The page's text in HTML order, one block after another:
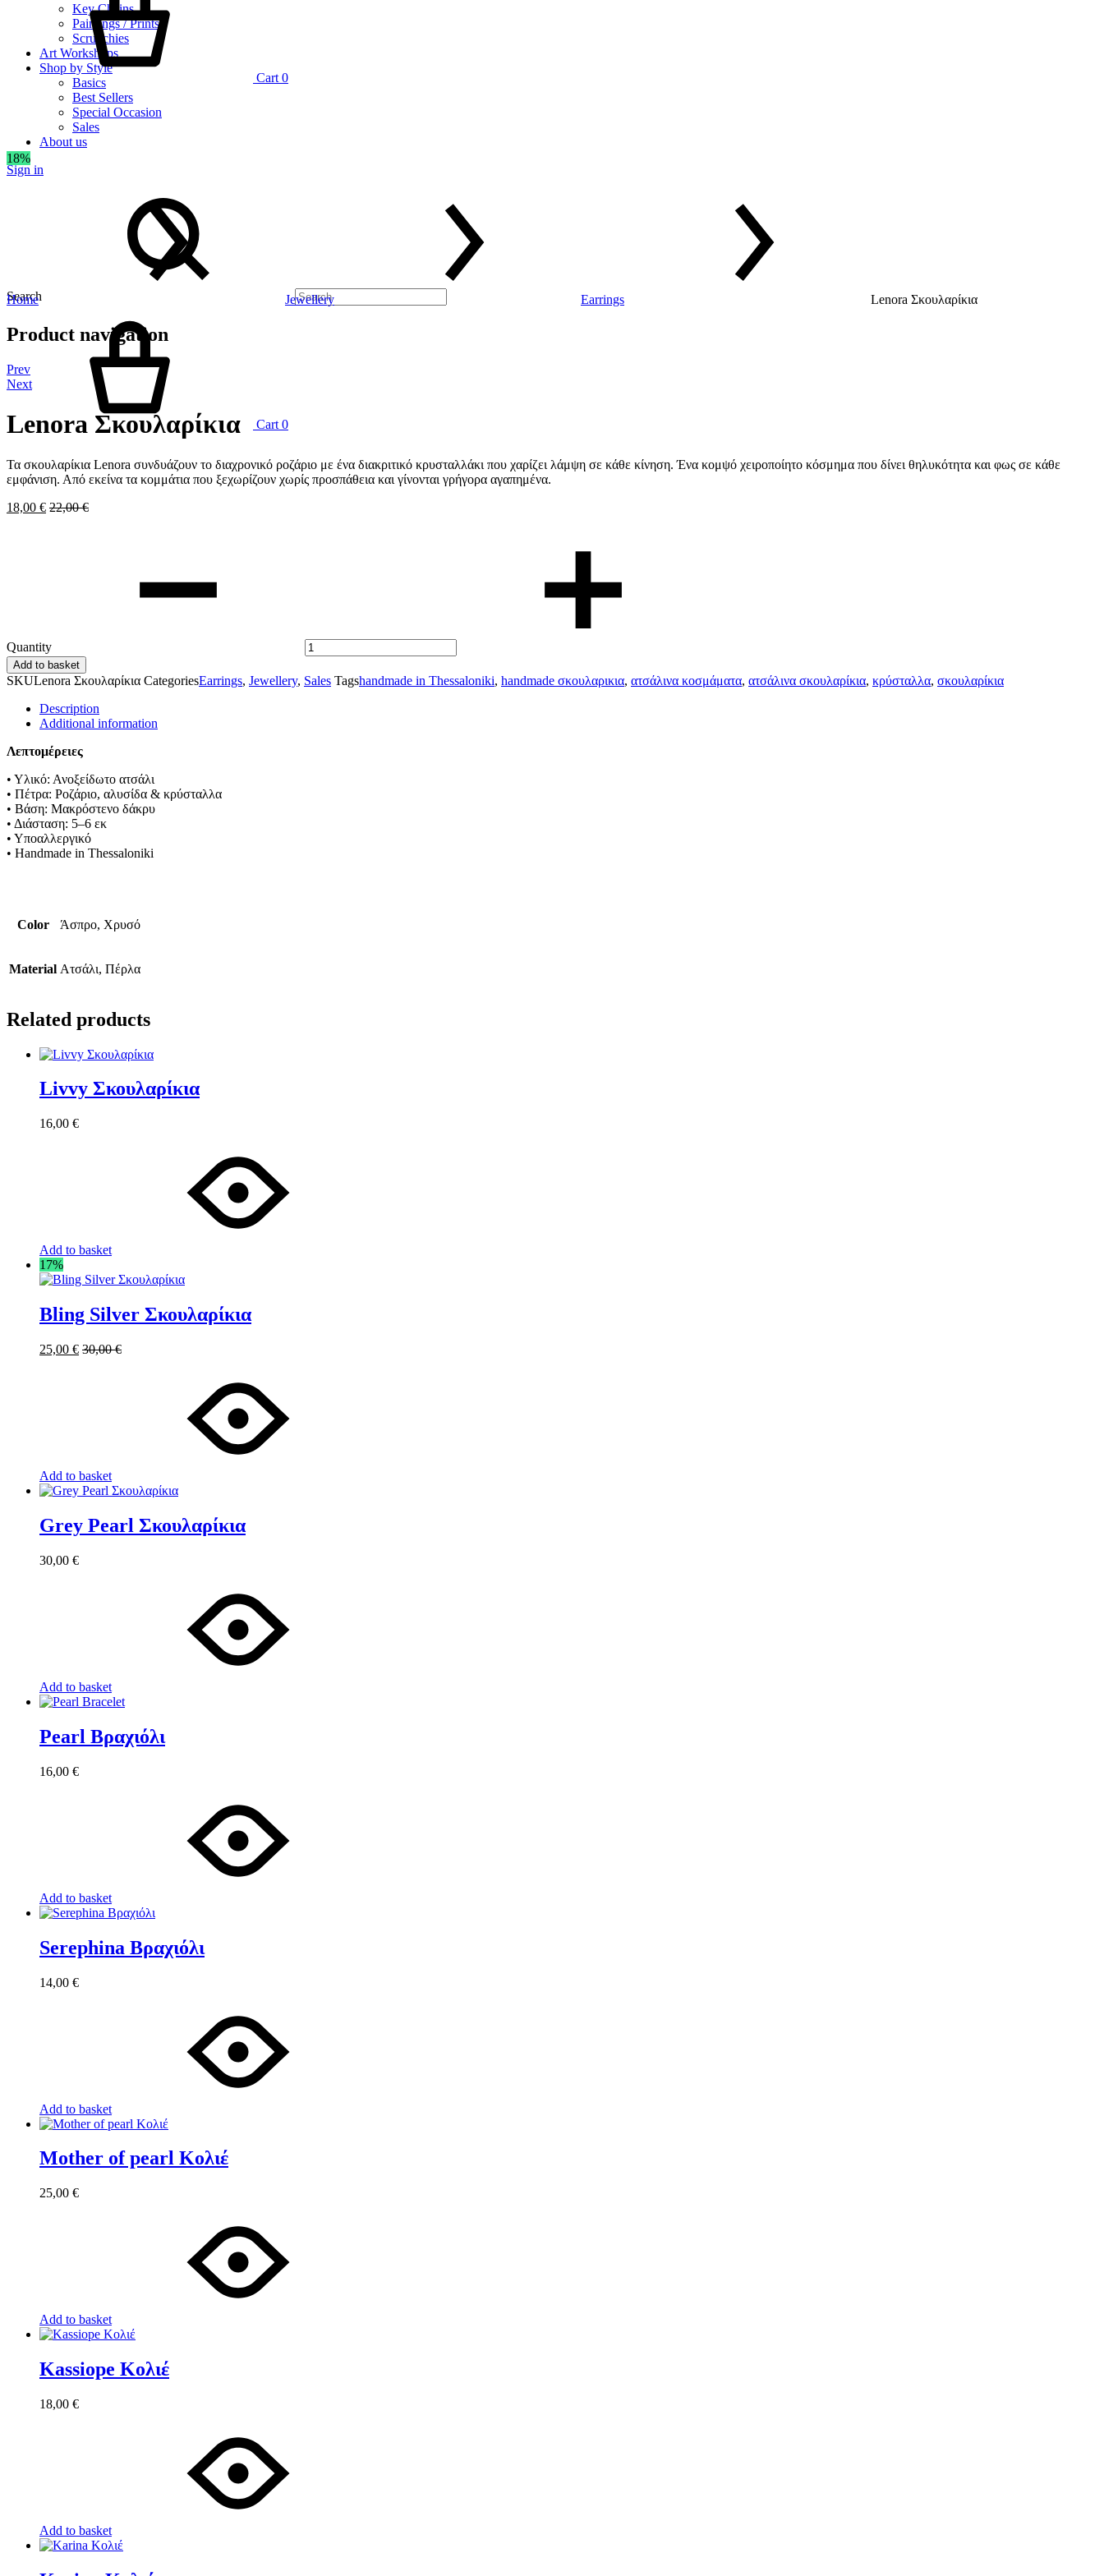
Key Chains
Paintings / Prints
Scrunchies
Art Workshops
Shop by Style
Basics
Best Sellers
Special Occasion
Sales
About us
Sign in
Search
Cart 0
Cart 0
18%
Home Jewellery Earrings Lenora Σκουλαρίκια
Product navigation
Prev
Next
Lenora Σκουλαρίκια
Τα σκουλαρίκια Lenora συνδυάζουν το διαχρονικό ροζάριο με ένα διακριτικό κρυσταλλάκι που χαρίζει λάμψη σε κάθε κίνηση. Ένα κομψό χειροποίητο κόσμημα που δίνει θηλυκότητα και φως σε κάθε
εμφάνιση. Από εκείνα τα κομμάτια που ξεχωρίζουν χωρίς προσπάθεια και γίνονται γρήγορα αγαπημένα.
18,00 € 22,00€
Quantity
Add to basket
SKULenora Σκουλαρίκια CategoriesEarrings, Jewellery, Sales Tagshandmade in Thessaloniki, handmade σκουλαρικια, ατσάλινα κοσμάματα, ατσάλινα σκουλαρίκια, κρύσταλλα, σκουλαρίκια
Description
Additional information
Λεπτομέρειες
• Υλικό: Ανοξείδωτο ατσάλι
• Πέτρα: Ροζάριο, αλυσίδα & κρύσταλλα
• Βάση: Μακρόστενο δάκρυ
• Διάσταση: 5–6 εκ
• Υποαλλεργικό
• Handmade in Thessaloniki
Color Άσπρο, Χρυσό
Material Ατσάλι, Πέρλα
Related products
Livvy Σκουλαρίκια
16,00 €
Add to basket
17%
Bling Silver Σκουλαρίκια
25,00 € 30,00€
Add to basket
Grey Pearl Σκουλαρίκια
30,00 €
Add to basket
Pearl Βραχιόλι
16,00 €
Add to basket
Serephina Βραχιόλι
14,00 €
Add to basket
Mother of pearl Κολιέ
25,00 €
Add to basket
Kassiope Κολιέ
18,00 €
Add to basket